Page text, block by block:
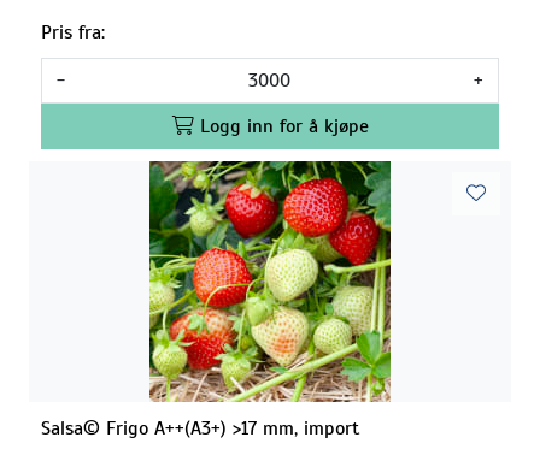
Pris fra:
-
+
Logg inn for å kjøpe
Salsa© Frigo A++(A3+) >17 mm, import